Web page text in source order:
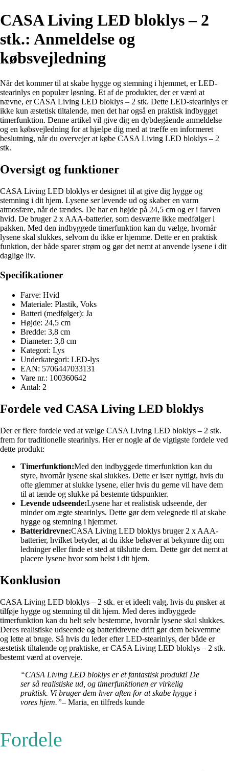
CASA Living LED bloklys – 2
stk.: Anmeldelse og
købsvejledning
Når det kommer til at skabe hygge og stemning i hjemmet, er LED-
stearinlys en populær løsning. Et af de produkter, der er værd at
nævne, er CASA Living LED bloklys – 2 stk. Dette LED-stearinlys er
ikke kun æstetisk tiltalende, men det har også en praktisk indbygget
timerfunktion. Denne artikel vil give dig en dybdegående anmeldelse
og en købsvejledning for at hjælpe dig med at træffe en informeret
beslutning, når du overvejer at købe CASA Living LED bloklys – 2
stk.
Oversigt og funktioner
CASA Living LED bloklys er designet til at give dig hygge og
stemning i dit hjem. Lysene ser levende ud og skaber en varm
atmosfære, når de tændes. De har en højde på 24,5 cm og er i farven
hvid. De bruger 2 x AAA-batterier, som desværre ikke medfølger i
pakken. Med den indbyggede timerfunktion kan du vælge, hvornår
lysene skal slukkes, selvom du ikke er hjemme. Dette er en praktisk
funktion, der både sparer strøm og gør det nemt at anvende lysene i dit
daglige liv.
Specifikationer
Farve: Hvid
Materiale: Plastik, Voks
Batteri (medfølger): Ja
Højde: 24,5 cm
Bredde: 3,8 cm
Diameter: 3,8 cm
Kategori: Lys
Underkategori: LED-lys
EAN: 5706447033131
Vare nr.: 100360642
Antal: 2
Fordele ved CASA Living LED bloklys
Der er flere fordele ved at vælge CASA Living LED bloklys – 2 stk.
frem for traditionelle stearinlys. Her er nogle af de vigtigste fordele ved
dette produkt:
Timerfunktion:Med den indbyggede timerfunktion kan du
styre, hvornår lysene skal slukkes. Dette er især nyttigt, hvis du
ofte glemmer at slukke lysene, eller hvis du gerne vil have dem
til at tænde og slukke på bestemte tidspunkter.
Levende udseende:Lysene har et realistisk udseende, der
minder om ægte stearinlys. Dette gør dem velegnede til at skabe
hygge og stemning i hjemmet.
Batteridrevne:CASA Living LED bloklys bruger 2 x AAA-
batterier, hvilket betyder, at du ikke behøver at bekymre dig om
ledninger eller finde et sted at tilslutte dem. Dette gør det nemt at
placere lysene hvor som helst i dit hjem.
Konklusion
CASA Living LED bloklys – 2 stk. er et ideelt valg, hvis du ønsker at
tilføje hygge og stemning til dit hjem. Med deres indbyggede
timerfunktion kan du helt selv bestemme, hvornår lysene skal slukkes.
Deres realistiske udseende og batteridrevne drift gør dem bekvemme
og lette at bruge. Så hvis du leder efter LED-stearinlys, der både er
æstetisk tiltalende og praktiske, er CASA Living LED bloklys – 2 stk.
bestemt værd at overveje.
“CASA Living LED bloklys er et fantastisk produkt! De
ser så realistiske ud, og timerfunktionen er virkelig
praktisk. Vi bruger dem hver aften for at skabe hygge i
vores hjem.”– Maria, en tilfreds kunde
Fordele